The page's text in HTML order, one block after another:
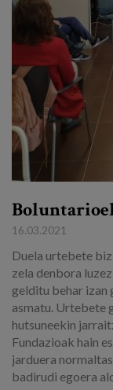
Egizu lan gurekin
Salaketa-kanala
eu
16.03.2021
​​Duela urtebete
zela denbora
gelditu behar izan
asmatu. Urtebete
hutsuneekin
Fundazioak hain
jarduera
badirudi egoera